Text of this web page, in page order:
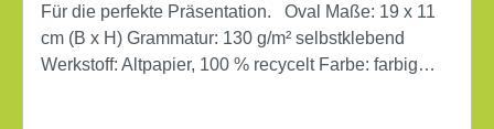
Für die perfekte Präsentation. Oval Maße: 19 x 11
cm (B x H) Grammatur: 130 g/m² selbstklebend
Werkstoff: Altpapier, 100 % recycelt Farbe: farbig